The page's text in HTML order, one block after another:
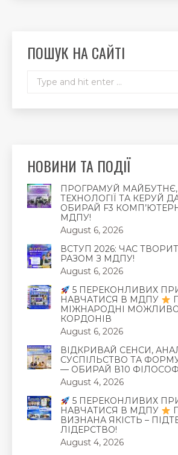
windowwindowwindow
ПОШУК НА САЙТІ
НОВИНИ ТА ПОДІЇ
ПРОГРАМУЙ
ТЕХНОЛОГІЇ ТА КЕРУЙ
ОБИРАЙ F3
МДПУ!
August 6, 2026
ВСТУП 2026: ЧАС
РАЗОМ З МДПУ!
August 6, 2026
5 ПЕРЕКОНЛИВИХ
НАВЧАТИСЯ В МДПУ
МІЖНАРОДНІ
КОРДОНІВ
August 6, 2026
ВІДКРИВАЙ СЕНСИ,
СУСПІЛЬСТВО ТА
— ОБИРАЙ В10
August 4, 2026
5 ПЕРЕКОНЛИВИХ
НАВЧАТИСЯ В МДПУ
ВИЗНАНА ЯКІСТЬ –
ЛІДЕРСТВО!
August 4, 2026